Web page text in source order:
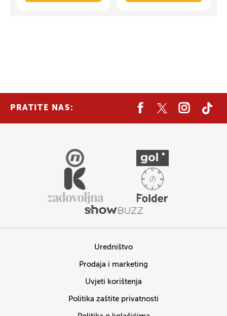
PRATITE NAS:
Uredništvo
Prodaja i marketing
Uvjeti korištenja
Politika zaštite privatnosti